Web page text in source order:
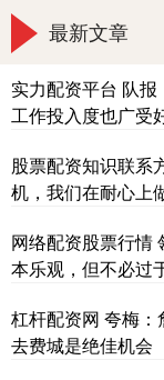
最新文章
实力配资平台 队
工作投入度也广受
股票配资知识联系
机，我们在耐心上
网络配资股票行情
本乐观，但不必过
杠杆配资网 夸梅
去费城是绝佳机会